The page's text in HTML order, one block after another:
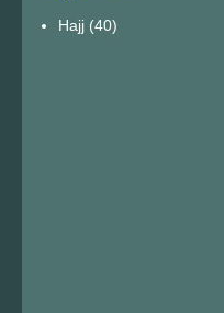
Hajj (40)